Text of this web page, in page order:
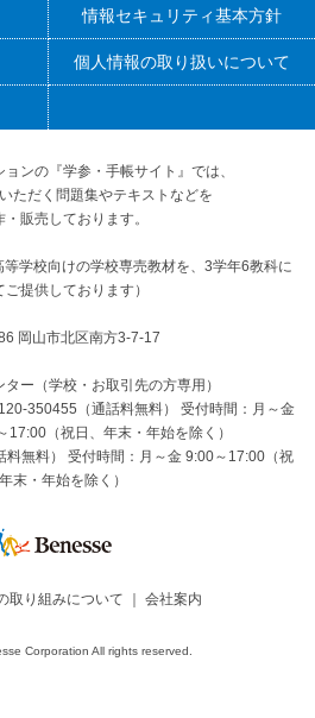
情報セキュリティ基本方針
個人情報の取り扱いについて
ンの『学参・手帳サイト』 では、
ただく問題集やテキストなどを
・販売しております。
等学校向けの学校専売教材を、3学年6教科に
ご提供しております）
岡山市北区南方3-7-17
ー（学校・お取引先の方専用）
350455（通話料無料） 受付時間：月～金
（祝日、年末・年始を除く）
無料） 受付時間：月～金 9:00～17:00（祝
末・年始を除く）
取り組みについて ｜ 会社案内
Corporation All rights reserved.